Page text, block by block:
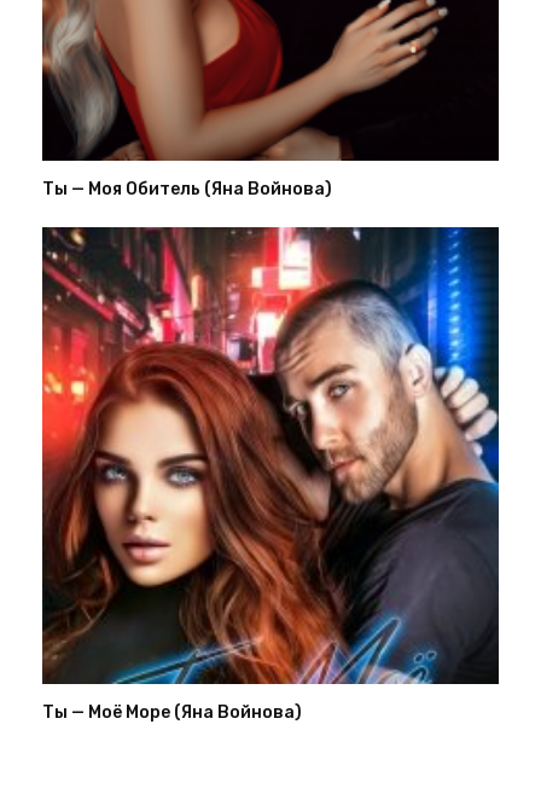
Ты — Моя Обитель (Яна Войнова)
Ты — Моё Море (Яна Войнова)